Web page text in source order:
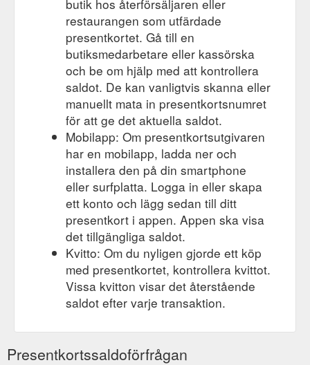
butik hos återförsäljaren eller
restaurangen som utfärdade
presentkortet. Gå till en
butiksmedarbetare eller kassörska
och be om hjälp med att kontrollera
saldot. De kan vanligtvis skanna eller
manuellt mata in presentkortsnumret
för att ge det aktuella saldot.
Mobilapp: Om presentkortsutgivaren
har en mobilapp, ladda ner och
installera den på din smartphone
eller surfplatta. Logga in eller skapa
ett konto och lägg sedan till ditt
presentkort i appen. Appen ska visa
det tillgängliga saldot.
Kvitto: Om du nyligen gjorde ett köp
med presentkortet, kontrollera kvittot.
Vissa kvitton visar det återstående
saldot efter varje transaktion.
Presentkortssaldoförfrågan